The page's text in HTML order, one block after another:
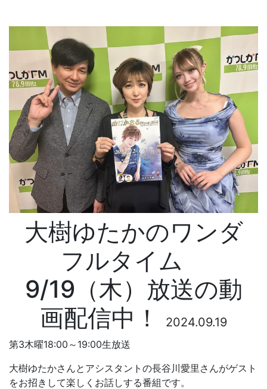
大樹ゆたかのワンダ
フルタイム
9/19（木）放送の動
画配信中！
2024.09.19
第3木曜18:00～19:00生放送
大樹ゆたかさんとアシスタントの長谷川愛里さんがゲスト
をお招きして楽しくお話しする番組です。